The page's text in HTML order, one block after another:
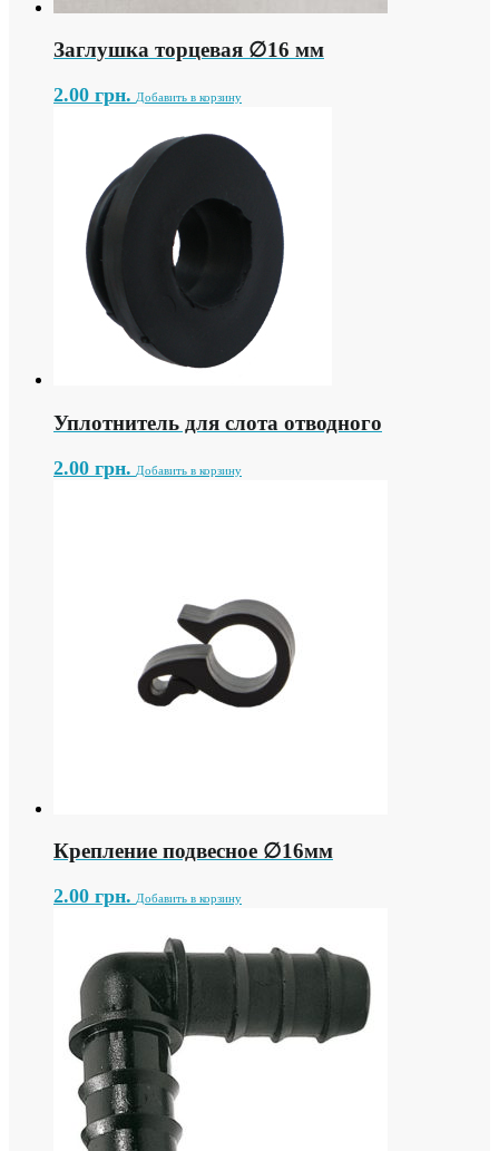
Заглушка торцевая ∅16 мм
2.00 грн. Добавить в корзину
Уплотнитель для слота отводного
2.00 грн. Добавить в корзину
Крепление подвесное ∅16мм
2.00 грн. Добавить в корзину